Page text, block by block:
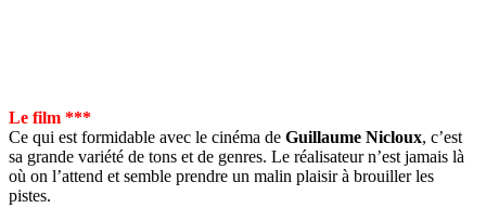
Le film ***
Ce qui est formidable avec le cinéma de Guillaume Nicloux, c’est
sa grande variété de tons et de genres. Le réalisateur n’est jamais là
où on l’attend et semble prendre un malin plaisir à brouiller les
pistes.